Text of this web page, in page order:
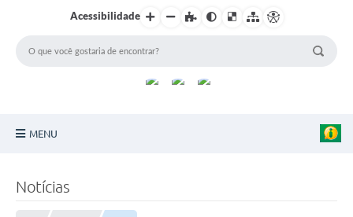
Acessibilidade
MENU
Notícias